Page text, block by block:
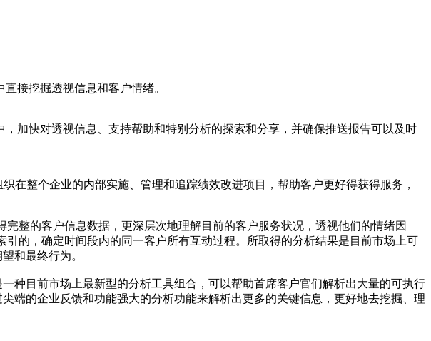
接挖掘透视信息和客户情绪。
加快对透视信息、支持帮助和特别分析的探索和分享，并确保推送报告可以及时
在整个企业的内部实施、管理和追踪绩效改进项目，帮助客户更好得获得服务，
的客户信息数据，更深层次地理解目前的客户服务状况，透视他们的情绪因
的，确定时间段内的同一客户所有互动过程。所取得的分析结果是目前市场上可
和最终行为。
目前市场上最新型的分析工具组合，可以帮助首席客户官们解析出大量的可执行
端的企业反馈和功能强大的分析功能来解析出更多的关键信息，更好地去挖掘、理